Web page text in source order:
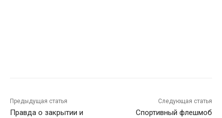
Предыдущая статья
Правда о закрытии и
Следующая статья
Спортивный флешмоб